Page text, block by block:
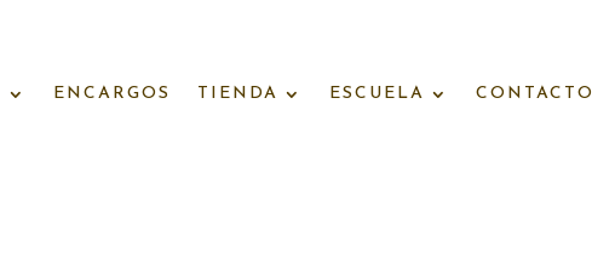
ENCARGOS TIENDA ESCUELA CONTACTO